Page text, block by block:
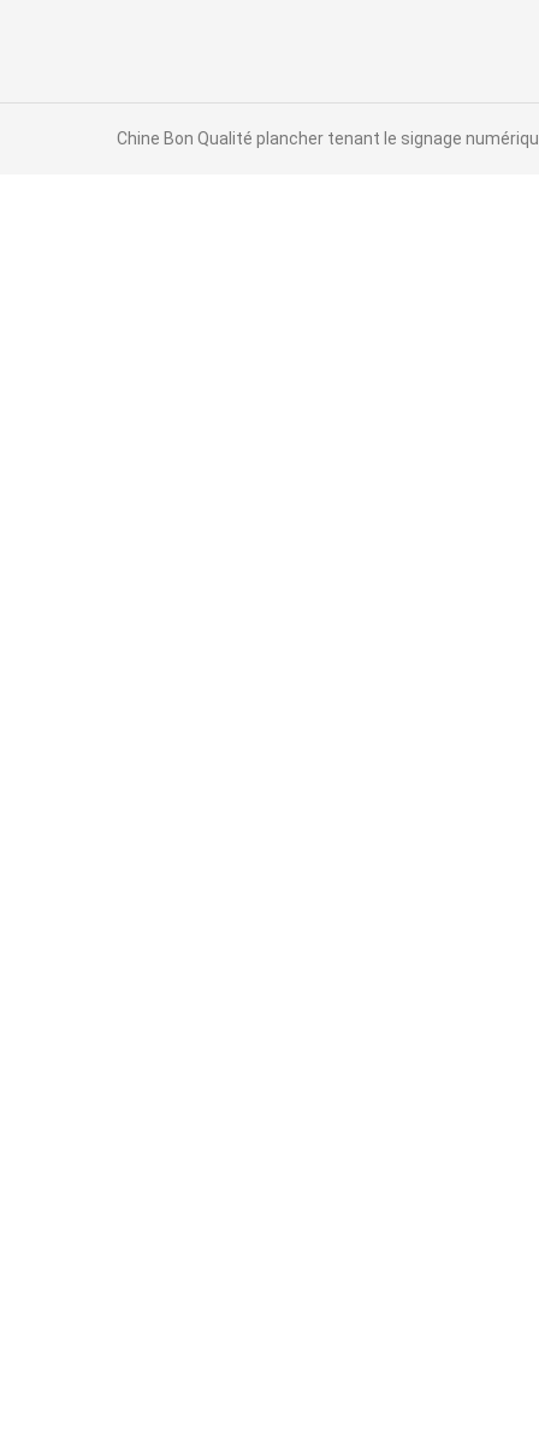
Chine Bon Qualité plancher tenant le signage